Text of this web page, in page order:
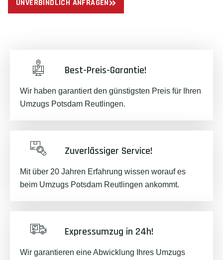
UNVERBINDLICH ANFRAGEN
Best-Preis-Garantie!
Wir haben garantiert den günstigsten Preis für Ihren
Umzugs Potsdam Reutlingen.
Zuverlässiger Service!
Mit über 20 Jahren Erfahrung wissen worauf es
beim Umzugs Potsdam Reutlingen ankommt.
Expressumzug in 24h!
Wir garantieren eine Abwicklung Ihres Umzugs